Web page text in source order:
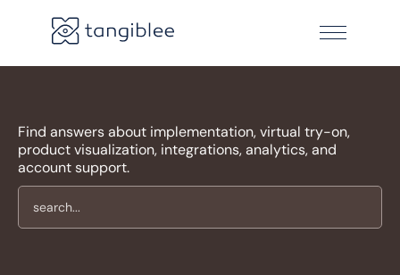
Find answers about implementation, virtual try-on,
product visualization, integrations, analytics, and
account support.